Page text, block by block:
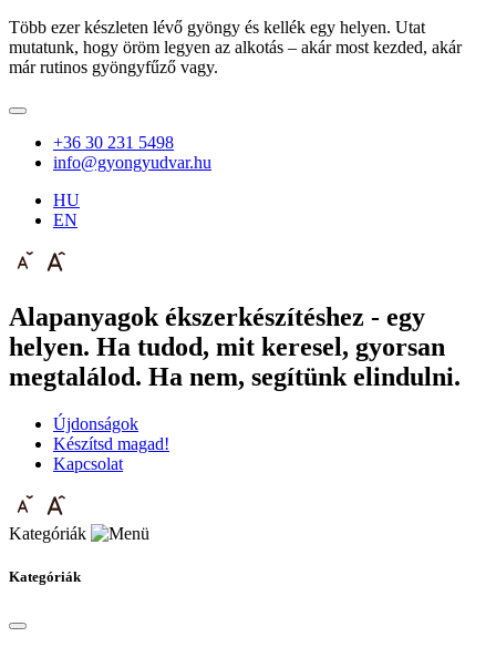
Több ezer készleten lévő gyöngy és kellék egy helyen. Utat
mutatunk, hogy öröm legyen az alkotás – akár most kezded, akár
már rutinos gyöngyfűző vagy.
+36 30 231 5498
info@gyongyudvar.hu
HU
EN
Alapanyagok ékszerkészítéshez - egy
helyen. Ha tudod, mit keresel, gyorsan
megtalálod. Ha nem, segítünk elindulni.
Újdonságok
Készítsd magad!
Kapcsolat
Kategóriák
Kategóriák